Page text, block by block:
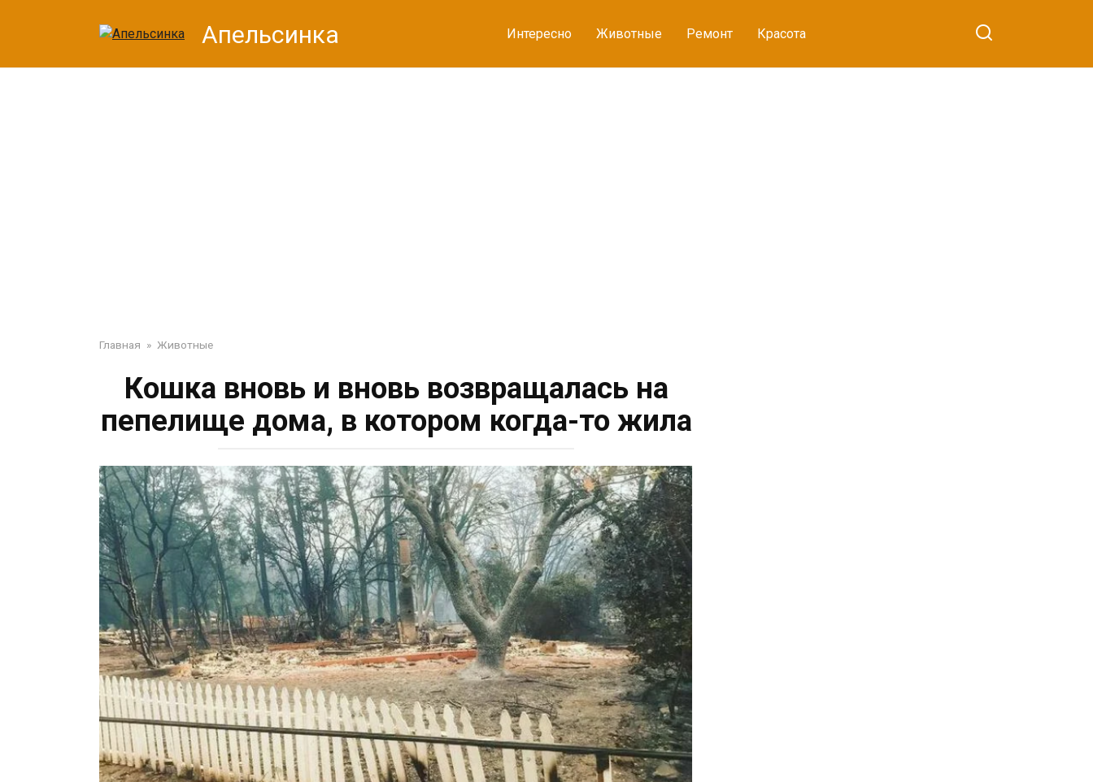
Апельсинка Интересно Животные Ремонт Красота
Главная » Животные
Кошка вновь и вновь возвращалась на
пепелище дома, в котором когда-то жила